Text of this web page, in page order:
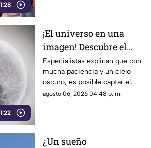
1:28
relacionadas con la difusión de
la información.
1:22
¡El universo en una
imagen! Descubre el
fascinante mundo de la
astrofotografía en La
Laguna
Especialistas explican que con
mucha paciencia y un cielo
oscuro, es posible captar el
aparente movimiento de las
agosto 06, 2026 04:48 p. m.
¿Un sueño